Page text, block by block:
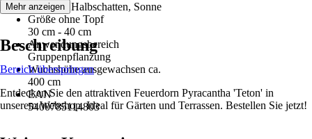
Schatten, Halbschatten, Sonne
Größe ohne Topf
30 cm - 40 cm
Anwendungsbereich
Gruppenpflanzung
Wuchshöhe ausgewachsen ca.
400 cm
EAN
5400785114803
Mehr anzeigen
Beschreibung
Bereich überspringen
Entdecken Sie den attraktiven Feuerdorn Pyracantha 'Teton' in
unserem Webshop. Ideal für Gärten und Terrassen. Bestellen Sie jetzt!